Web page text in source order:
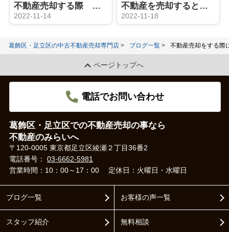
不動産売却する際 買取と仲介の違いは？メリット、デメリットは？
2022-11-14
不動産を売却するときリフォームは必要？
2022-11-18
葛飾区・足立区の中古不動産売却専門店 ブログ一覧 不動産売却をする際
ページトップへ
電話でお問い合わせ
葛飾区・足立区での不動産売却の事なら
不動産のみらいへ
〒120-0005 東京都足立区綾瀬２丁目36番2
電話番号： 03-6662-5981
営業時間：10：00～17：00
定休日：火曜日・水曜日
ブログ一覧
スタッフ紹介
お客様の声一覧
無料相談